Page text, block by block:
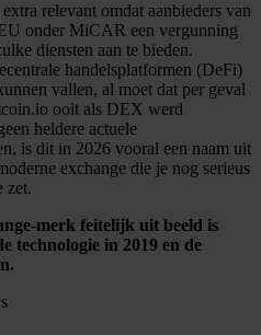
relevant omdat aanbieders van
onder MiCAR een vergunning
diensten aan te bieden.
handelsplatformen (DeFi)
vallen, al moet dat per geval
ooit als DEX werd
heldere actuele
is dit in 2026 vooral een naam uit
exchange die je nog serieus
zet.
merk feitelijk uit beeld is
technologie in 2019 en de